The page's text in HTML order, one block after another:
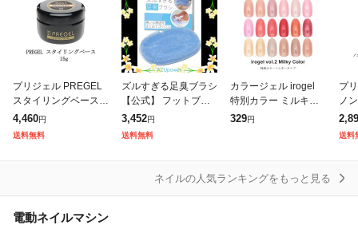
ネイルドライヤー
マニキュア
その他ネイル
プリジェル PREGEL
スタイリングベース 1
5g 国産ジェルネイル
ベースコート ネイル
4,460円
送料無料
ズルすぎる足臭ブラシ
【公式】 フットブラ
シ 足洗いマット 足の
匂い消し 足洗いブラ
3,452円
送料無料
カラージェル irogel
特別カラー ミルキー
タイプ 全24色 約3g入
329円
プ
ノ
ャ
不
送料
ネイルの人気ランキングをもっと見る
電動ネイルマシン